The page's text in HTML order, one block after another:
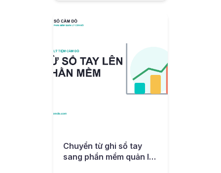
và lưu ý để cầm được giá tốt.
Chuyển từ ghi sổ tay
sang phần mềm quản lý